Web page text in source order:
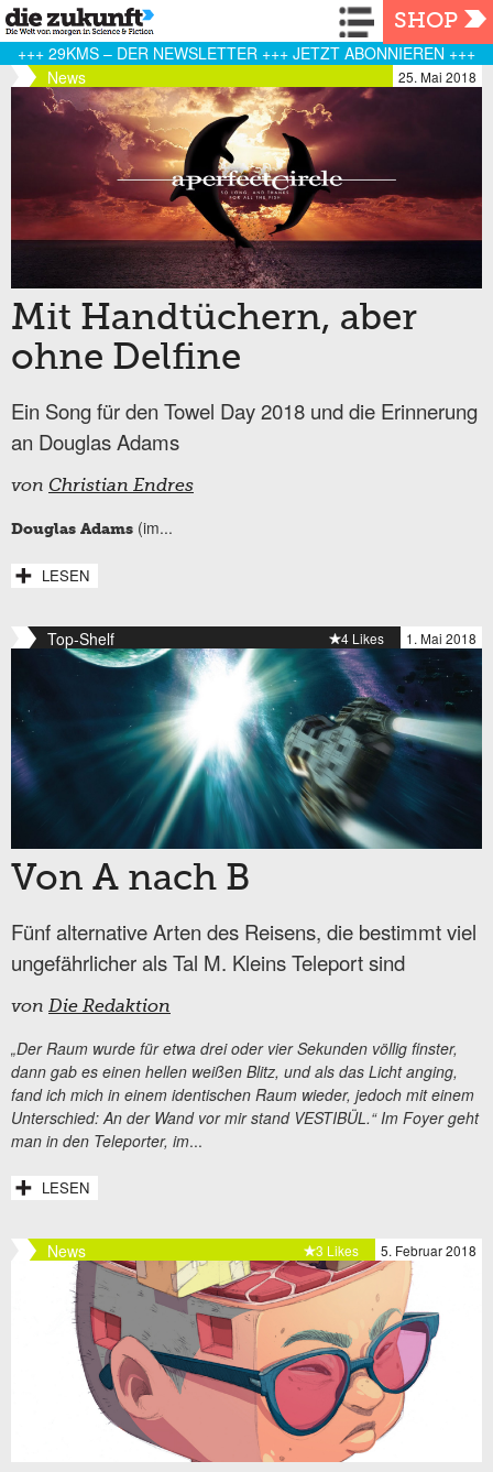
Navigation
SHOP
+++ 29KMS – DER NEWSLETTER +++ JETZT ABONNIEREN +++
News
25. Mai 2018
Mit Handtüchern, aber
ohne Delfine
Ein Song für den Towel Day 2018 und die Erinnerung
an Douglas Adams
von Christian Endres
Douglas Adams (im...
LESEN
Top-Shelf 1. Mai 2018
4 Likes
Von A nach B
Fünf alternative Arten des Reisens, die bestimmt viel
ungefährlicher als Tal M. Kleins Teleport sind
von Die Redaktion
„Der Raum wurde für etwa drei oder vier Sekunden völlig finster,
dann gab es einen hellen weißen Blitz, und als das Licht anging,
fand ich mich in einem identischen Raum wieder, jedoch mit einem
Unterschied: An der Wand vor mir stand VESTIBÜL.“ Im Foyer geht
man in den Teleporter, im...
LESEN
News 5. Februar 2018
3 Likes